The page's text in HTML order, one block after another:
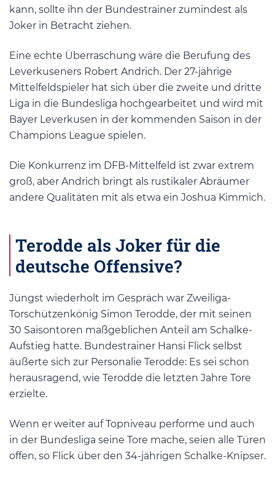
kann, sollte ihn der Bundestrainer zumindest als
Joker in Betracht ziehen.
Eine echte Überraschung wäre die Berufung des
Leverkuseners Robert Andrich. Der 27-jährige
Mittelfeldspieler hat sich über die zweite und dritte
Liga in die Bundesliga hochgearbeitet und wird mit
Bayer Leverkusen in der kommenden Saison in der
Champions League spielen.
Die Konkurrenz im DFB-Mittelfeld ist zwar extrem
groß, aber Andrich bringt als rustikaler Abräumer
andere Qualitäten mit als etwa ein Joshua Kimmich.
Terodde als Joker für die
deutsche Offensive?
Jüngst wiederholt im Gespräch war Zweiliga-
Torschützenkönig Simon Terodde, der mit seinen
30 Saisontoren maßgeblichen Anteil am Schalke-
Aufstieg hatte. Bundestrainer Hansi Flick selbst
äußerte sich zur Personalie Terodde: Es sei schon
herausragend, wie Terodde die letzten Jahre Tore
erzielte.
Wenn er weiter auf Topniveau performe und auch
in der Bundesliga seine Tore mache, seien alle Türen
offen, so Flick über den 34-jährigen Schalke-Knipser.